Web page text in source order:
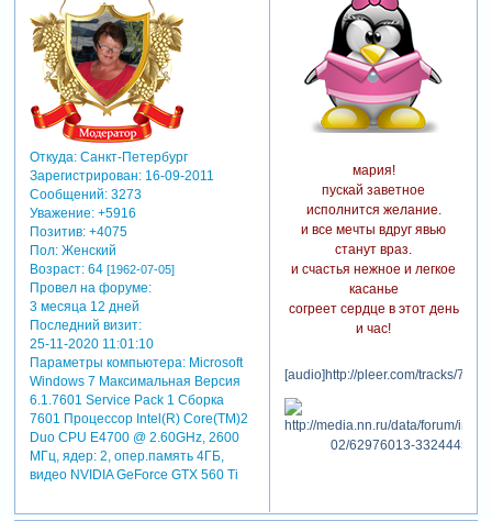
Откуда:Санкт-Петербург
Зарегистрирован: 16-09-2011
Сообщений:3273
Уважение: +5916
Позитив: +4075
Пол:Женский
Возраст:64 [1962-07-05]
Провел на форуме:
3 месяца 12 дней
Последний визит:
25-11-2020 11:01:10
Параметры компьютера:Microsoft
Windows 7 Максимальная Версия
6.1.7601 Service Pack 1 Сборка
7601 Процессор Intel(R) Core(TM)2
Duo CPU E4700 @ 2.60GHz, 2600
МГц, ядер: 2, опер.память 4ГБ,
видео NVIDIA GeForce GTX 560 Ti
мария!
пускай заветное
исполнится желание.
и все мечты вдруг явью
станут враз.
и счастья нежное и легкое
касанье
согреет сердце в этот день
и час!
[audio]http://pleer.com/tracks/